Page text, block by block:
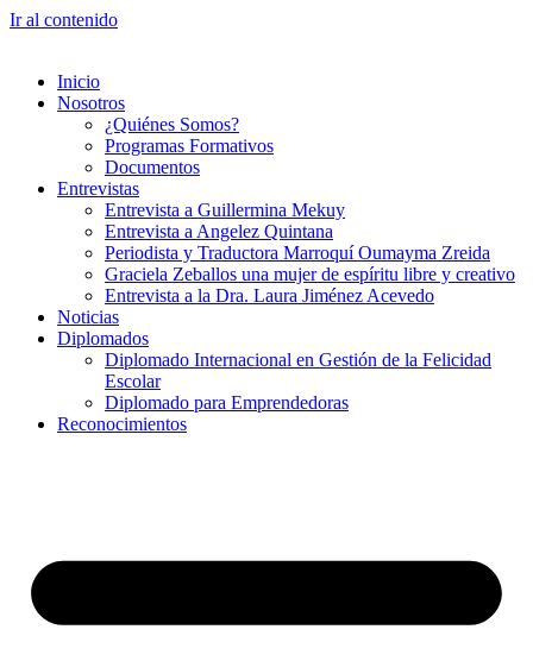
Ir al contenido
Inicio
Nosotros
¿Quiénes Somos?
Programas Formativos
Documentos
Entrevistas
Entrevista a Guillermina Mekuy
Entrevista a Angelez Quintana
Periodista y Traductora Marroquí Oumayma Zreida
Graciela Zeballos una mujer de espíritu libre y creativo
Entrevista a la Dra. Laura Jiménez Acevedo
Noticias
Diplomados
Diplomado Internacional en Gestión de la Felicidad
Escolar
Diplomado para Emprendedoras
Reconocimientos